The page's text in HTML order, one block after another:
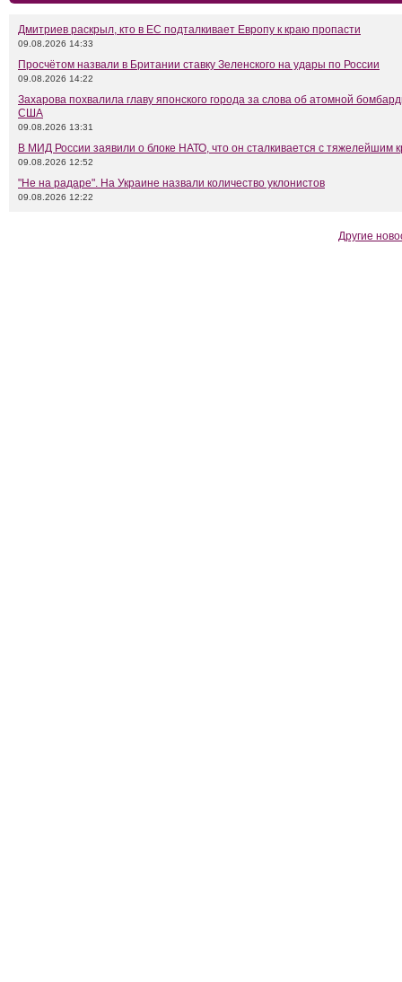
Дмитриев раскрыл, кто в ЕС подталкивает Европу к краю пропасти
09.08.2026 14:33
Просчётом назвали в Британии ставку Зеленского на удары по России
09.08.2026 14:22
Захарова похвалила главу японского города за слова об атомной
США
09.08.2026 13:31
В МИД России заявили о блоке НАТО, что он сталкивается с тяжелейшим
09.08.2026 12:52
"Не на радаре". На Украине назвали количество уклонистов
09.08.2026 12:22
Другие